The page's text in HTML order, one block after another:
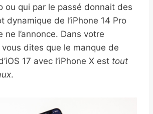
ou qui par le passé donnait des
dynamique de l’iPhone 14 Pro
ne l’annonce. Dans votre
dites que le manque de
17 avec l’iPhone X est tout
.